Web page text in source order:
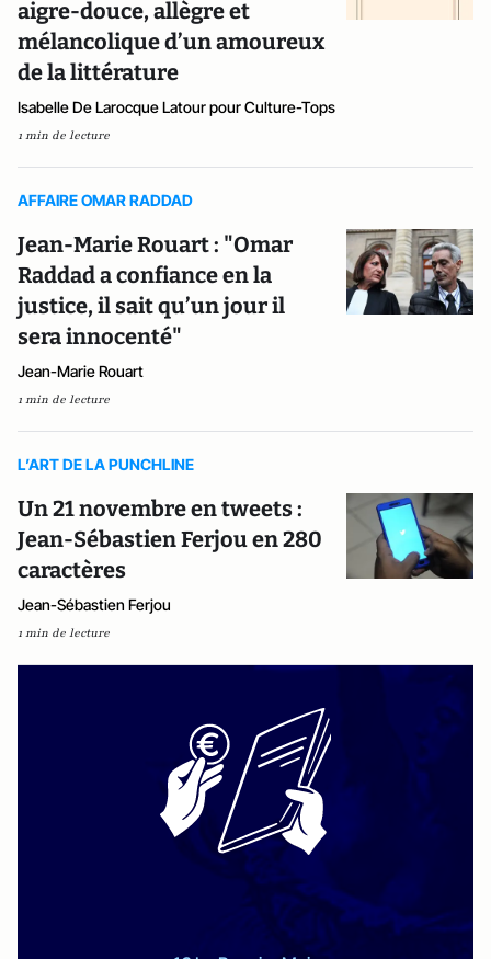
aigre-douce, allègre et
mélancolique d’un amoureux
de la littérature
Isabelle De Larocque Latour pour Culture-Tops
1 min de lecture
AFFAIRE OMAR RADDAD
Jean-Marie Rouart : "Omar
Raddad a confiance en la
justice, il sait qu’un jour il
sera innocenté"
Jean-Marie Rouart
1 min de lecture
L’ART DE LA PUNCHLINE
Un 21 novembre en tweets :
Jean-Sébastien Ferjou en 280
caractères
Jean-Sébastien Ferjou
1 min de lecture